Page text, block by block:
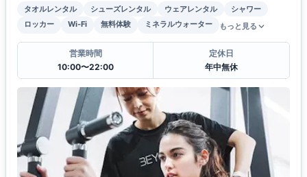
タオルレンタル シューズレンタル ウェアレンタル
シャワー
ロッカー
Wi-Fi 無料体験 ミネラルウォーター もっと見る
営業時間
10:00〜22:00
定休日
年中無休